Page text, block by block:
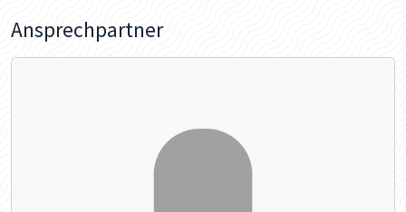
Ansprechpartner